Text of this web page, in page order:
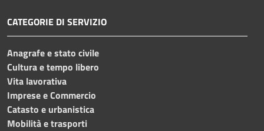
CATEGORIE DI SERVIZIO
Anagrafe e stato civile
Cultura e tempo libero
Vita lavorativa
Imprese e Commercio
Catasto e urbanistica
Mobilità e trasporti